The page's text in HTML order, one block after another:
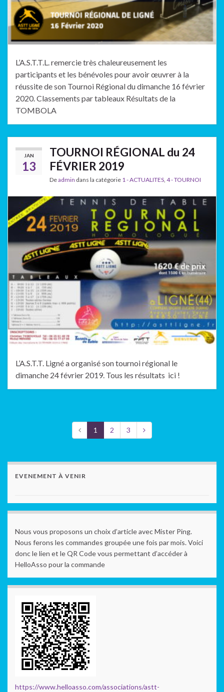
L’A.S.T.T.L. remercie très chaleureusement les
participants et les bénévoles pour avoir œuvrer à la
réussite de son Tournoi Régional du dimanche 16 février
2020. Classements par tableaux Résultats de la
TOMBOLA
JAN
13
TOURNOI RÉGIONAL du 24
FÉVRIER 2019
Deadmin dans la catégorie 1 - ACTUALITES, 4 - TOURNOI
L’A.S.T.T. Ligné a organisé son tournoi régional le
dimanche 24 février 2019. Tous les résultats ici !
1 2 3
EVENEMENT À VENIR
Nous vous proposons un choix d’article avec Mister Ping.
Nous ferons les commandes groupée une fois par mois. Voici
donc le lien et le QR Code vous permettant d’accéder à
HelloAsso pour la commande
https://www.helloasso.com/associations/astt-